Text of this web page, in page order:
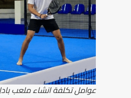
عوامل تكلفة انشاء ملعب بادل